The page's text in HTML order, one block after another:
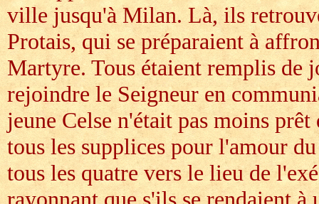
ville jusqu'à Milan. Là, ils
Protais, qui se préparaient à
Martyre. Tous étaient remplis de
rejoindre le Seigneur en
jeune Celse n'était pas moins prêt
tous les supplices pour l'amour
tous les quatre vers le lieu de